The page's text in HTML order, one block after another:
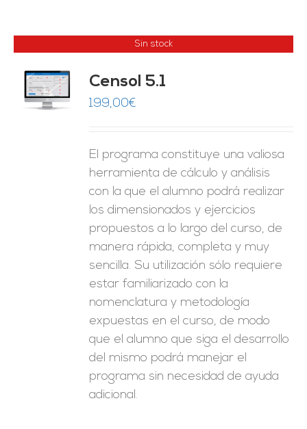
Sin stock
Censol 5.1
199,00€
El programa constituye una valiosa
herramienta de cálculo y análisis
con la que el alumno podrá realizar
los dimensionados y ejercicios
propuestos a lo largo del curso, de
manera rápida, completa y muy
sencilla. Su utilización sólo requiere
estar familiarizado con la
nomenclatura y metodología
expuestas en el curso, de modo
que el alumno que siga el desarrollo
del mismo podrá manejar el
programa sin necesidad de ayuda
adicional.